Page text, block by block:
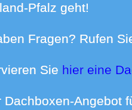
Pfalz geht!
Fragen? Rufen
Sie hier eine
Dachboxen-